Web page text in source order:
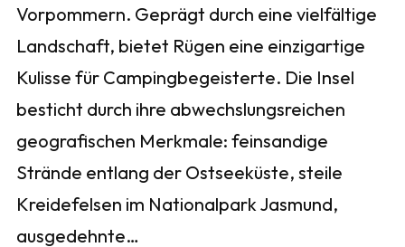
Vorpommern. Geprägt durch eine vielfältige
Landschaft, bietet Rügen eine einzigartige
Kulisse für Campingbegeisterte. Die Insel
besticht durch ihre abwechslungsreichen
geografischen Merkmale: feinsandige
Strände entlang der Ostseeküste, steile
Kreidefelsen im Nationalpark Jasmund,
ausgedehnte…